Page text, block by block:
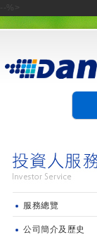
服務總覽
公司簡介及歷史